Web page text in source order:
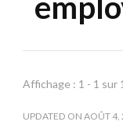
Affichage : 1 - 1 sur
UPDATED ON AOÛT 4,